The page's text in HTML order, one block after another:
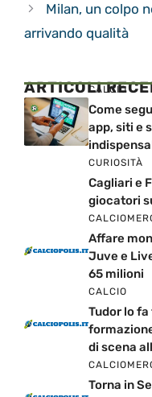
Milan, un colpo
arrivando qualità
ARTICOLICALCIO
Come
app, siti e
CURIOSITÀ
Cagliari e
giocatori
Affare
Juve e
65 milioni
CALCIO
Tudor lo
di scena
Torna in